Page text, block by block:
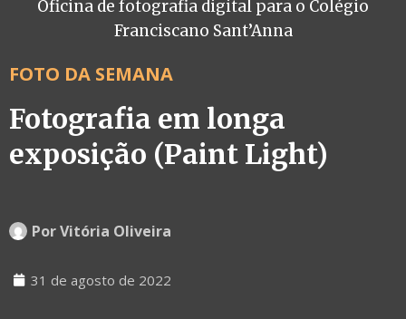
Oficina de fotografia digital para o Colégio
Franciscano Sant’Anna
FOTO DA SEMANA
Fotografia em longa
exposição (Paint Light)
PorVitória Oliveira
31 de agosto de 2022